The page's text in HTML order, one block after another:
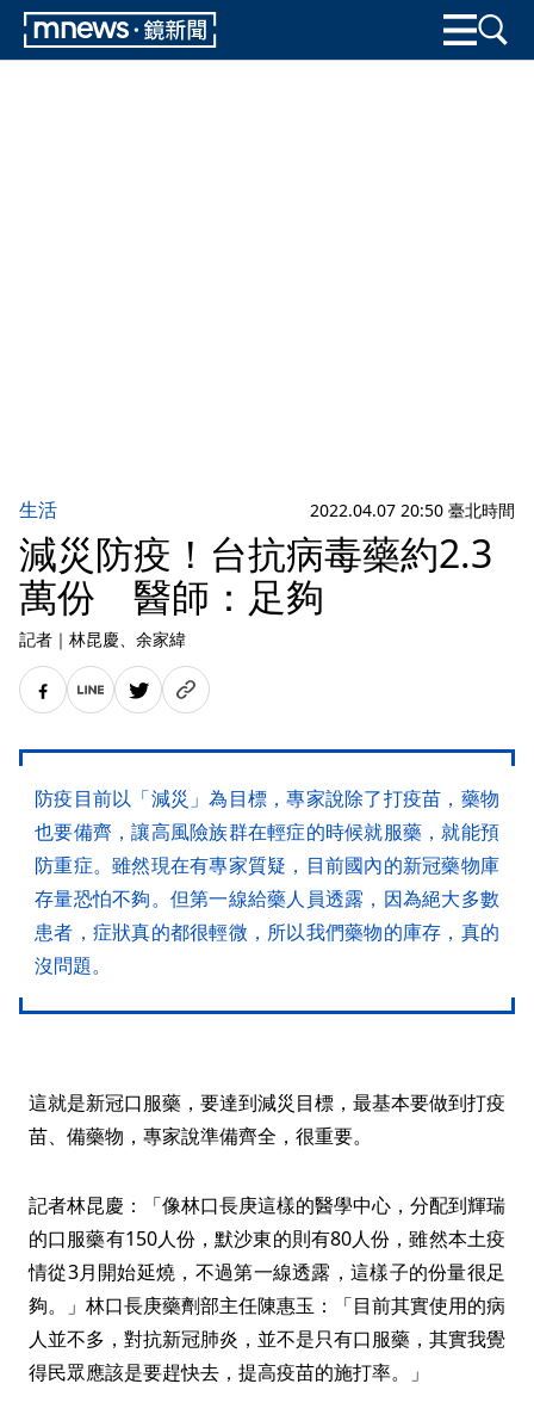
生活 2022.04.07 20:50 臺北時間
減災防疫！台抗病毒藥約2.3
萬份 醫師：足夠
記者 ｜ 林昆慶、余家緯
防疫目前以「減災」為目標，專家說除了打疫苗，藥物
也要備齊，讓高風險族群在輕症的時候就服藥，就能預
防重症。雖然現在有專家質疑，目前國內的新冠藥物庫
存量恐怕不夠。但第一線給藥人員透露，因為絕大多數
患者，症狀真的都很輕微，所以我們藥物的庫存，真的
沒問題。
這就是新冠口服藥，要達到減災目標，最基本要做到打疫
苗、備藥物，專家說準備齊全，很重要。
記者林昆慶：「像林口長庚這樣的醫學中心，分配到輝瑞
的口服藥有150人份，默沙東的則有80人份，雖然本土疫
情從3月開始延燒，不過第一線透露，這樣子的份量很足
夠。」林口長庚藥劑部主任陳惠玉：「目前其實使用的病
人並不多，對抗新冠肺炎，並不是只有口服藥，其實我覺
得民眾應該是要趕快去，提高疫苗的施打率。」